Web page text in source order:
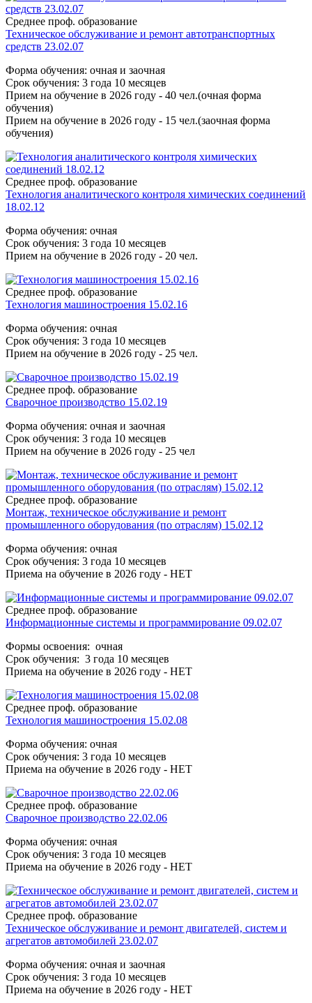
Среднее проф. образование
Техническое обслуживание и ремонт автотранспортных
средств 23.02.07
Форма обучения: очная и заочная
Срок обучения: 3 года 10 месяцев
Прием на обучение в 2026 году - 40 чел.(очная форма
обучения)
Прием на обучение в 2026 году - 15 чел.(заочная форма
обучения)
Среднее проф. образование
Технология аналитического контроля химических соединений
18.02.12
Форма обучения: очная
Срок обучения: 3 года 10 месяцев
Прием на обучение в 2026 году - 20 чел.
Среднее проф. образование
Технология машиностроения 15.02.16
Форма обучения: очная
Срок обучения: 3 года 10 месяцев
Прием на обучение в 2026 году - 25 чел.
Среднее проф. образование
Сварочное производство 15.02.19
Форма обучения: очная и заочная
Срок обучения: 3 года 10 месяцев
Прием на обучение в 2026 году - 25 чел
Среднее проф. образование
Монтаж, техническое обслуживание и ремонт
промышленного оборудования (по отраслям) 15.02.12
Форма обучения: очная
Срок обучения: 3 года 10 месяцев
Приема на обучение в 2026 году - НЕТ
Среднее проф. образование
Информационные системы и программирование 09.02.07
Формы освоения: очная
Срок обучения: 3 года 10 месяцев
Приема на обучение в 2026 году - НЕТ
Среднее проф. образование
Технология машиностроения 15.02.08
Форма обучения: очная
Срок обучения: 3 года 10 месяцев
Приема на обучение в 2026 году - НЕТ
Среднее проф. образование
Сварочное производство 22.02.06
Форма обучения: очная
Срок обучения: 3 года 10 месяцев
Приема на обучение в 2026 году - НЕТ
Среднее проф. образование
Техническое обслуживание и ремонт двигателей, систем и
агрегатов автомобилей 23.02.07
Форма обучения: очная и заочная
Срок обучения: 3 года 10 месяцев
Приема на обучение в 2026 году - НЕТ